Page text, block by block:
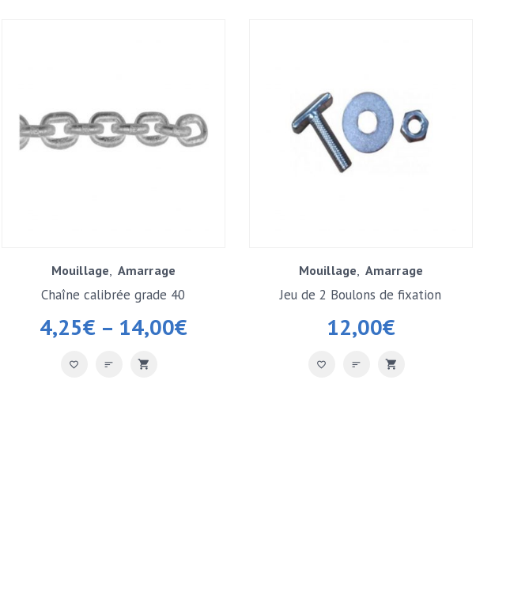
Mouillage Amarrage
4,25€– 14,00€
Chaîne calibrée grade 40
Mouillage Amarrage
12,00€
Jeu de 2 Boulons de fixation